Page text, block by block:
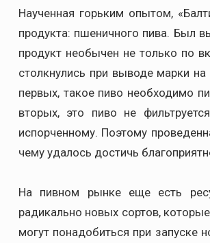
Наученная горьким опытом,
продукта: пшеничного пива. Был
продукт необычен не только по
столкнулись при выводе марки
первых, такое пиво необходимо
вторых, это пиво не
испорченному. Поэтому
чему удалось достичь
На пивном рынке еще есть
радикально новых сортов,
могут понадобиться при запуске